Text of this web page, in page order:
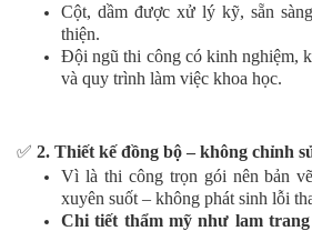
Cột, dầm được xử lý kỹ, sẵn
thiện.
Đội ngũ thi công có kinh nghiệm,
và quy trình làm việc khoa học.
✅ 2. Thiết kế đồng bộ – không chỉnh
Vì là thi công trọn gói nên bản
xuyên suốt – không phát sinh lỗi
Chi tiết thẩm mỹ như lam